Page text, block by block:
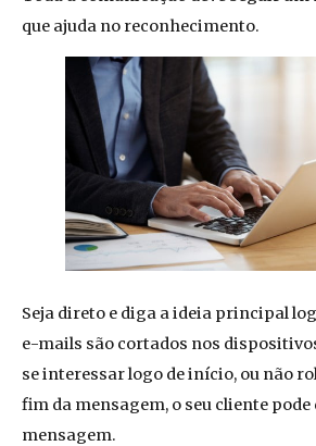
que ajuda no reconhecimento.
Seja direto e diga a ideia principal
e-mails são cortados nos
se interessar logo de início, ou não
fim da mensagem, o seu cliente pode
mensagem.